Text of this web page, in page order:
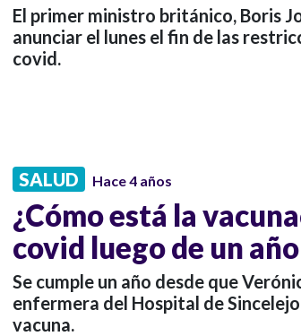
El primer ministro británico, Boris
anunciar el lunes el fin de las
covid.
SALUD Hace 4 años
¿Cómo está la
covid luego de un
Se cumple un año desde que
enfermera del Hospital de
vacuna.